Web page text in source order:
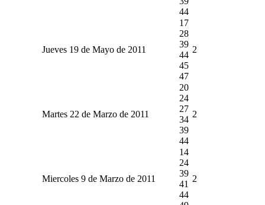
44
Jueves 19 de Mayo de 2011
17
28
39
44
45
47
2
Martes 22 de Marzo de 2011
20
24
27
34
39
44
2
Miercoles 9 de Marzo de 2011
14
24
39
41
44
2